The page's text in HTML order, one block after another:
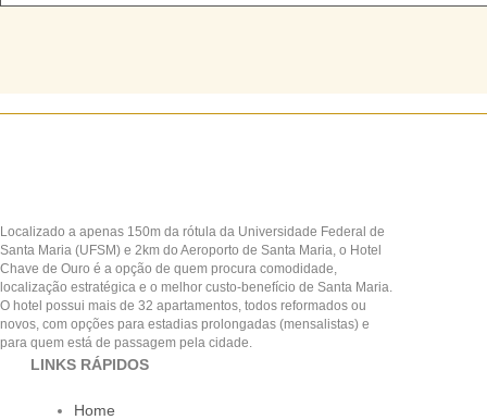
Localizado a apenas 150m da rótula da Universidade Federal de
Santa Maria (UFSM) e 2km do Aeroporto de Santa Maria, o Hotel
Chave de Ouro é a opção de quem procura comodidade,
localização estratégica e o melhor custo-benefício de Santa Maria.
O hotel possui mais de 32 apartamentos, todos reformados ou
novos, com opções para estadias prolongadas (mensalistas) e
para quem está de passagem pela cidade.
LINKS RÁPIDOS
Home